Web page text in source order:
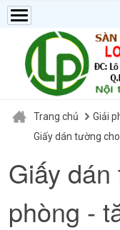
Trang chủ
Giải
Giấy dán tường
Giấy
phòng -